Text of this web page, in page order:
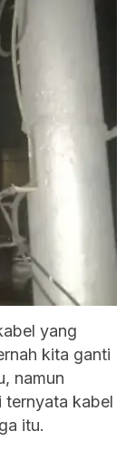
yang
kita ganti
namun
ternyata kabel
itu.